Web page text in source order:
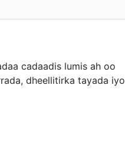
cadaadis lumis ah oo
dheellitirka tayada iyo